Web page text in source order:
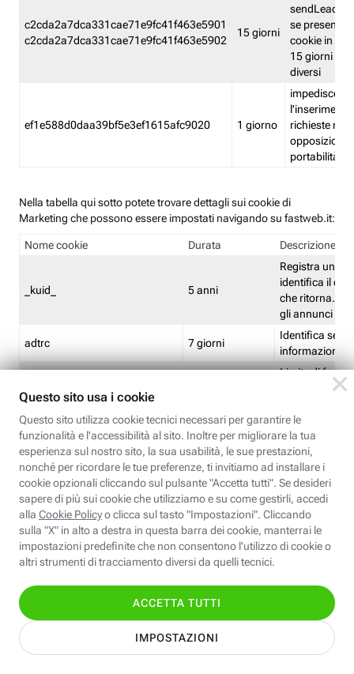
c2cda2a7dca331cae71e9fc41f463e5901
c2cda2a7dca331cae71e9fc41f463e5902
15 giorni
sendLead
se presenti
cookie in un
15 giorni e
diversi
ef1e588d0daa39bf5e3ef1615afc9020 1 giorno
impedisce
l'inserimento
richieste
opposizione
portabilità
Nella tabella qui sotto potete trovare dettagli sui cookie di
Marketing che possono essere impostati navigando su fastweb.it:
Nome cookie Durata Descrizione
_kuid_ 5 anni
Registra un ID
identifica il
che ritorna.
gli annunci
adtrc 7 giorni
Identifica se
informazioni
Limite di
CM 1 giorno
ricontrollare
corrispondenti
(impostata da
CM14 14 giorni
Identifica se
ricontrollare
corrispondenti
(impostata da
CT<TrackingSetupID> 1 ora
Identifica
7 giorni
Identifica la
banner
7 giorni
Identifica la
per il banner